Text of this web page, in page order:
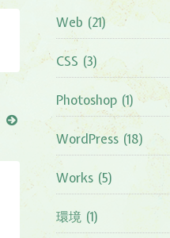
Web (21)
CSS (3)
Photoshop (1)
WordPress (18)
Works (5)
環境 (1)